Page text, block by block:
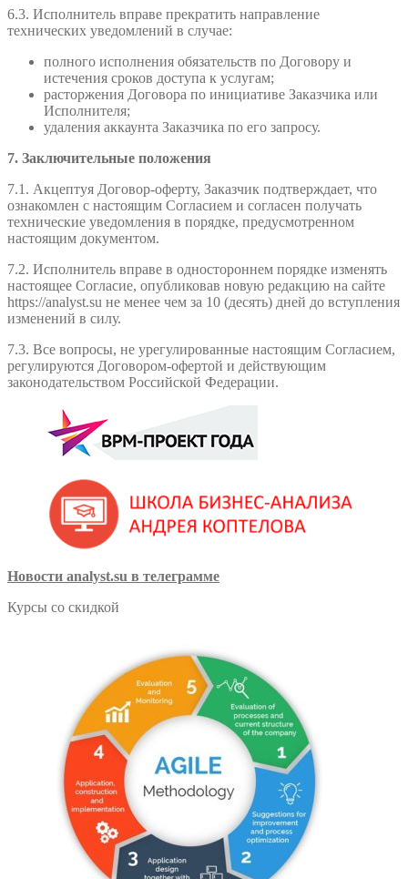
6.3. Исполнитель вправе прекратить направление
технических уведомлений в случае:
полного исполнения обязательств по Договору и
истечения сроков доступа к услугам;
расторжения Договора по инициативе Заказчика или
Исполнителя;
удаления аккаунта Заказчика по его запросу.
7. Заключительные положения
7.1. Акцептуя Договор-оферту, Заказчик подтверждает, что
ознакомлен с настоящим Согласием и согласен получать
технические уведомления в порядке, предусмотренном
настоящим документом.
7.2. Исполнитель вправе в одностороннем порядке изменять
настоящее Согласие, опубликовав новую редакцию на сайте
https://analyst.su не менее чем за 10 (десять) дней до вступления
изменений в силу.
7.3. Все вопросы, не урегулированные настоящим Согласием,
регулируются Договором-офертой и действующим
законодательством Российской Федерации.
Новости analyst.su в телеграмме
Курсы со скидкой